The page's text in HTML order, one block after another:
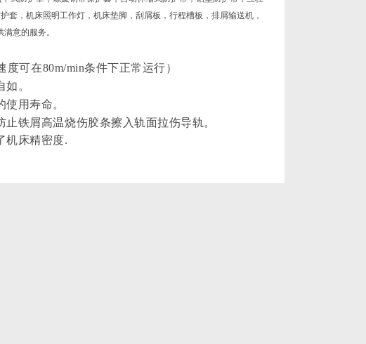
套，机床照明工作灯，机床垫脚，刮屑板，行程槽板，排屑输送机，
意的服务。
可在80m/min条件下正常运行）
。
用寿命。
铁屑高温烧伤胶条擦入轨面拉伤导轨。
床精密度.